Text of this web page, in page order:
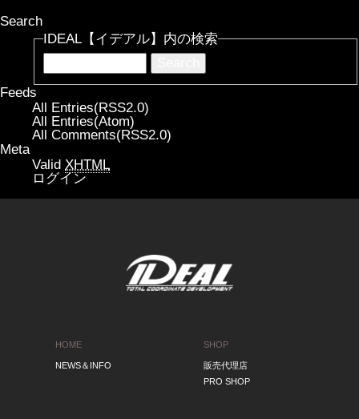
Search
IDEAL【イデアル】内の検索
Feeds
All Entries(RSS2.0)
All Entries(Atom)
All Comments(RSS2.0)
Meta
Valid XHTML
ログイン
HOME
NEWS＆INFO
SHOP
販売代理店
PRO SHOP